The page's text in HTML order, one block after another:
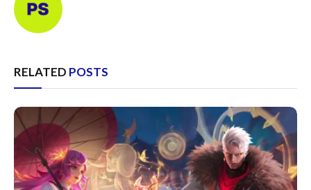
RELATED POSTS